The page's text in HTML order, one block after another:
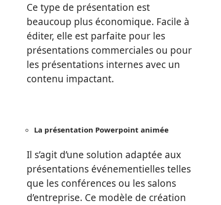
Ce type de présentation est
beaucoup plus économique. Facile à
éditer, elle est parfaite pour les
présentations commerciales ou pour
les présentations internes avec un
contenu impactant.
La présentation Powerpoint animée
Il s’agit d’une solution adaptée aux
présentations événementielles telles
que les conférences ou les salons
d’entreprise. Ce modèle de création